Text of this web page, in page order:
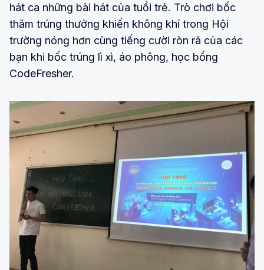
hát ca những bài hát của tuổi trẻ. Trò chơi bốc
thăm trúng thưởng khiến không khí trong Hội
trường nóng hơn cùng tiếng cười ròn rã của các
bạn khi bốc trúng lì xì, áo phông, học bổng
CodeFresher.